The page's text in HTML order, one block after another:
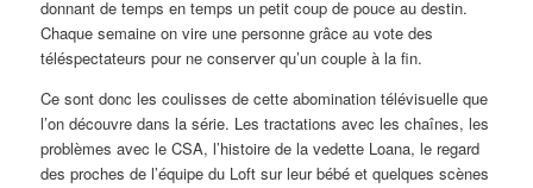
donnant de temps en temps un petit coup de pouce au destin.
Chaque semaine on vire une personne grâce au vote des
téléspectateurs pour ne conserver qu’un couple à la fin.
Ce sont donc les coulisses de cette abomination télévisuelle que
l’on découvre dans la série. Les tractations avec les chaînes, les
problèmes avec le CSA, l’histoire de la vedette Loana, le regard
des proches de l’équipe du Loft sur leur bébé et quelques scènes